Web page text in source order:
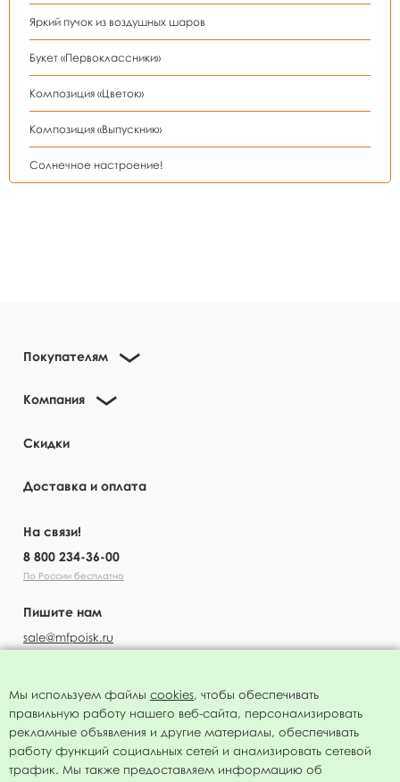
Яркий пучок из воздушных шаров
Букет «Первоклассники»
Композиция «Цветок»
Композиция «Выпускник»
Солнечное настроение!
Покупателям
Компания
Скидки
Доставка и оплата
На связи!
8 800 234-36-00
По России бесплатно
Пишите нам
sale@mfpoisk.ru
УЗНАВАЙТЕ ПЕРВЫМИ О НОВОСТЯХ
Мы используем файлы cookies, чтобы обеспечивать
правильную работу нашего веб-сайта, персонализировать
рекламные объявления и другие материалы, обеспечивать
работу функций социальных сетей и анализировать сетевой
трафик. Мы также предоставляем информацию об